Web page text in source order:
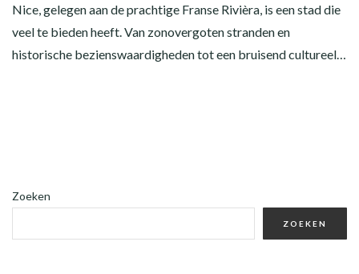
Nice, gelegen aan de prachtige Franse Rivièra, is een stad die
veel te bieden heeft. Van zonovergoten stranden en
historische bezienswaardigheden tot een bruisend cultureel…
Zoeken
ZOEKEN